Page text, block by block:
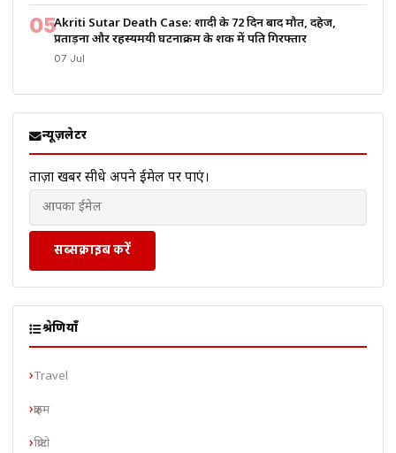
05Akriti Sutar Death Case: शादी के 72 दिन बाद मौत, दहेज,
प्रताड़ना और रहस्यमयी घटनाक्रम के शक में पति गिरफ्तार
07 Jul
न्यूज़लेटर
ताज़ा खबरें सीधे अपने ईमेल पर पाएं।
सब्सक्राइब करें
श्रेणियाँ
Travel
क्राइम
क्रिप्टो